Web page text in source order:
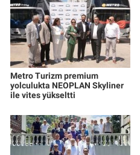
Metro Turizm premium
yolculukta NEOPLAN Skyliner
ile vites yükseltti